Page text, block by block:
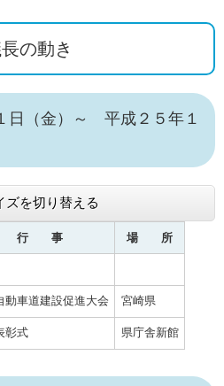
の動き
（金）～ 平成２５年１
ズを切り替える
行 事 場 所
動車道建設促進大会 宮崎県
彰式 県庁舎新館